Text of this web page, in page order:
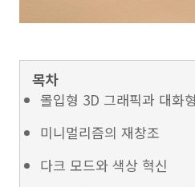
목차
몰입형 3D 그래픽과 대화
미니멀리즘의 재창조
다크 모드와 색상 혁신